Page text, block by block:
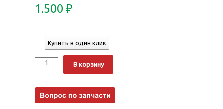
1.500 ₽
Купить в один клик
Количество
В корзину